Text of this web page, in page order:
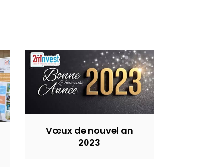
Vœux de nouvel an
2023